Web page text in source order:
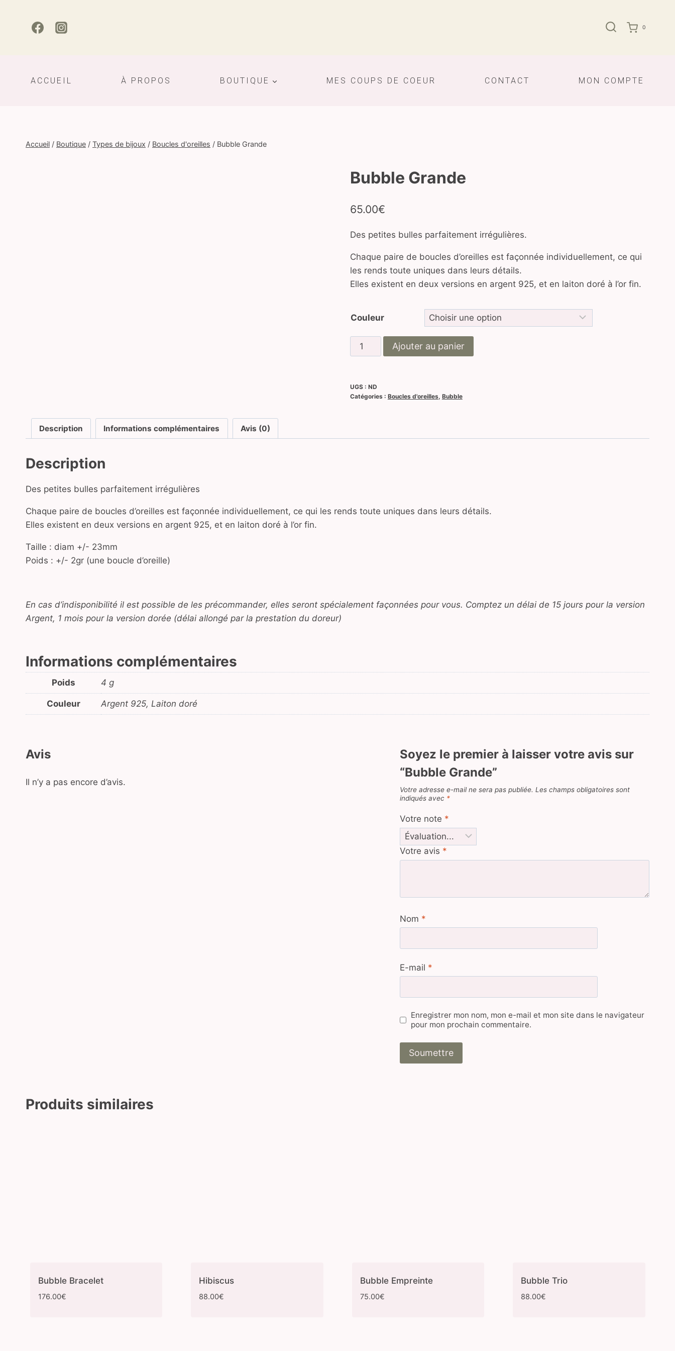
0
ACCUEIL À PROPOS BOUTIQUE MES COUPS DE COEUR CONTACT MON COMPTE
Accueil / Boutique / Types de bijoux / Boucles d'oreilles / Bubble Grande
Bubble Grande
65.00€
Des petites bulles parfaitement irrégulières.
Chaque paire de boucles d’oreilles est façonnée individuellement, ce qui
les rends toute uniques dans leurs détails.
Elles existent en deux versions en argent 925, et en laiton doré à l’or fin.
Couleur
quantité
de
Grande
Ajouter au panier
UGS : ND
Catégories : Boucles d'oreilles, Bubble
Description Informations complémentaires Avis (0)
Description
Des petites bulles parfaitement irrégulières
Chaque paire de boucles d’oreilles est façonnée individuellement, ce qui les rends toute uniques dans leurs détails.
Elles existent en deux versions en argent 925, et en laiton doré à l’or fin.
Taille : diam +/- 23mm
Poids : +/- 2gr (une boucle d’oreille)
En cas d’indisponibilité il est possible de les précommander, elles seront spécialement façonnées pour vous. Comptez un délai de 15 jours pour la version
Argent, 1 mois pour la version dorée (délai allongé par la prestation du doreur)
Informations complémentaires
Poids 4 g
Couleur Argent 925, Laiton doré
Avis
Il n’y a pas encore d’avis.
Soyez le premier à laisser votre avis sur
“Bubble Grande”
Votre adresse e-mail ne sera pas publiée. Les champs obligatoires sont
indiqués avec *
Votre note *
Votre avis *
Nom *
E-mail *
Enregistrer mon nom, mon e-mail et mon site dans le navigateur
pour mon prochain commentaire.
Produits similaires
Bubble Bracelet
176.00€
Hibiscus
88.00€
Bubble Empreinte
75.00€
Bubble Trio
88.00€